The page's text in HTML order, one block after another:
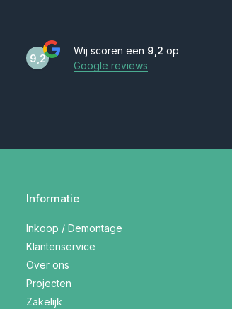
9,2
Wij scoren een 9,2 op
Google reviews
Informatie
Inkoop / Demontage
Klantenservice
Over ons
Projecten
Zakelijk